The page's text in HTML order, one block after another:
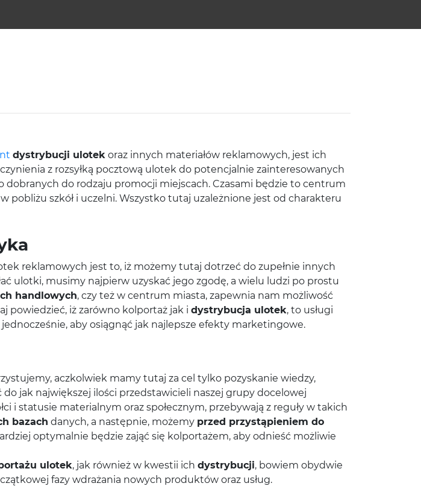
dystrybucji ulotek oraz innych materiałów reklamowych, jest ich
z rozsyłką pocztową ulotek do potencjalnie zainteresowanych
do rodzaju promocji miejscach. Czasami będzie to centrum
pobliżu szkół i uczelni. Wszystko tutaj uzależnione jest od charakteru
reklamowych jest to, iż możemy tutaj dotrzeć do zupełnie innych
ulotki, musimy najpierw uzyskać jego zgodę, a wielu ludzi po prostu
handlowych, czy też w centrum miasta, zapewnia nam możliwość
powiedzieć, iż zarówno kolportaż jak i dystrybucja ulotek, to usługi
aby osiągnąć jak najlepsze efekty marketingowe.
aczkolwiek mamy tutaj za cel tylko pozyskanie wiedzy,
do jak największej ilości przedstawicieli naszej grupy docelowej
i statusie materialnym oraz społecznym, przebywają z reguły w takich
bazach danych, a następnie, możemy przed przystąpieniem do
optymalnie będzie zająć się kolportażem, aby odnieść możliwie
ulotek, jak również w kwestii ich dystrybucji, bowiem obydwie
fazy wdrażania nowych produktów oraz usług.